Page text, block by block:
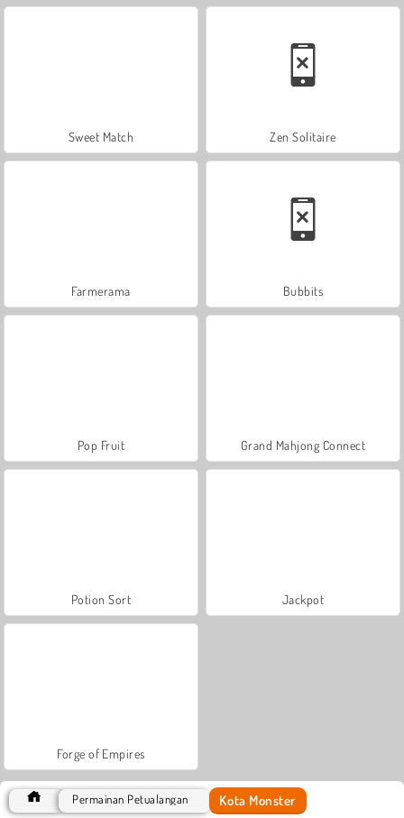
Sweet Match Zen Solitaire
Farmerama Bubbits
Pop Fruit Grand Mahjong Connect
Potion Sort Jackpot
Forge of Empires
Permainan Petualangan Kota Monster